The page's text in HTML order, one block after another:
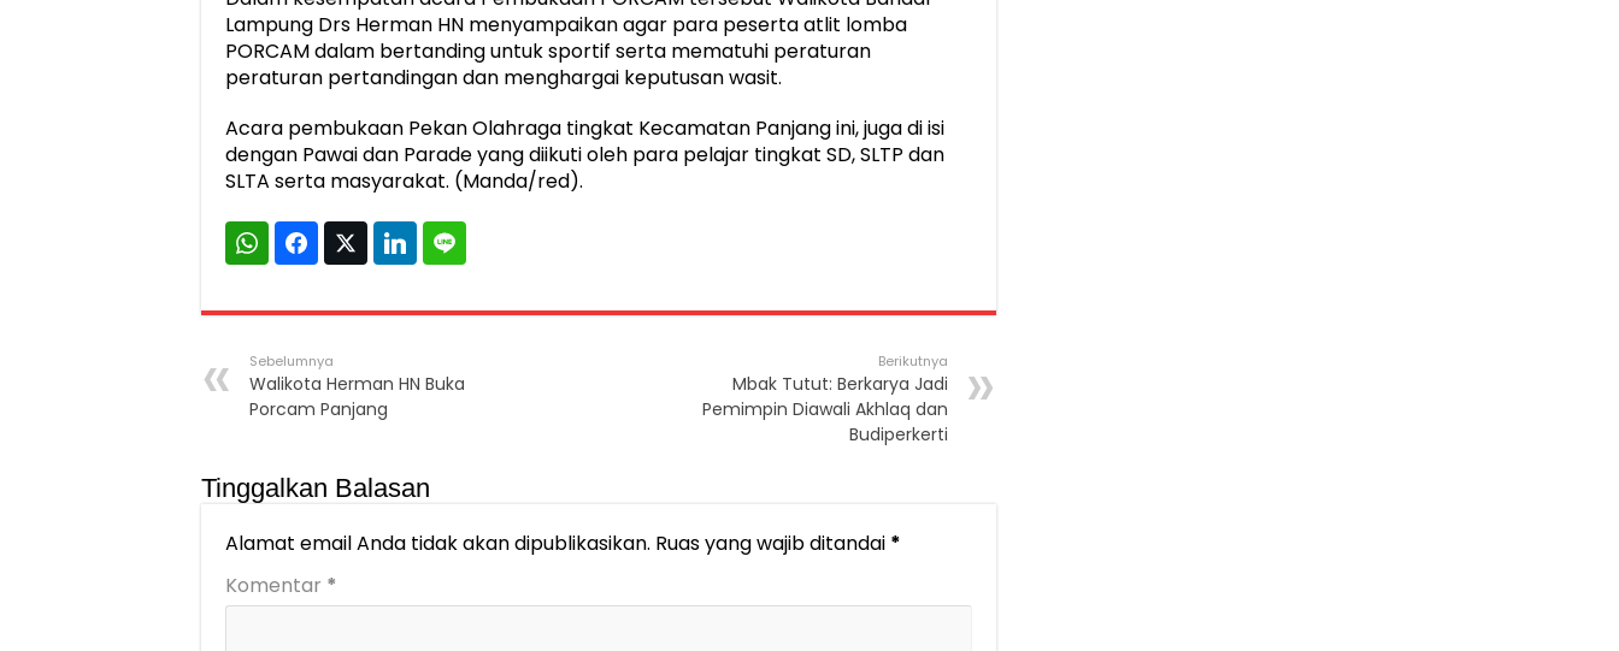
Lampung Drs Herman HN menyampaikan agar para peserta atlit lomba
PORCAM dalam bertanding untuk sportif serta mematuhi peraturan
peraturan pertandingan dan menghargai keputusan wasit.
Acara pembukaan Pekan Olahraga tingkat Kecamatan Panjang ini, juga di isi
dengan Pawai dan Parade yang diikuti oleh para pelajar tingkat SD, SLTP dan
SLTA serta masyarakat. (Manda/red).
Sebelumnya
Walikota Herman HN Buka
Porcam Panjang
Berikutnya
Mbak Tutut: Berkarya Jadi
Pemimpin Diawali Akhlaq dan
Budiperkerti
Tinggalkan Balasan
Alamat email Anda tidak akan dipublikasikan. Ruas yang wajib ditandai *
Komentar *